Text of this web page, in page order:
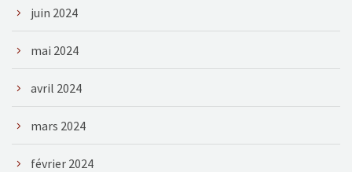
juin 2024
mai 2024
avril 2024
mars 2024
février 2024